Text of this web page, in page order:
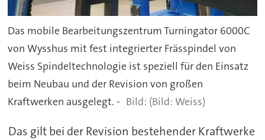
Das mobile Bearbeitungszentrum Turningator 6000C
von Wysshus mit fest integrierter Frässpindel von
Weiss Spindeltechnologie ist speziell für den Einsatz
beim Neubau und der Revision von großen
Kraftwerken ausgelegt. -
(Bild: Weiss)
Das gilt bei der Revision bestehender Kraftwerke